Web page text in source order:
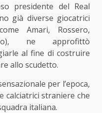
presidente del Real
già diverse giocatrici
Amari, Rossero,
ne approfittò
al fine di costruire
allo scudetto.
per l’epoca,
calciatrici straniere che
italiana.